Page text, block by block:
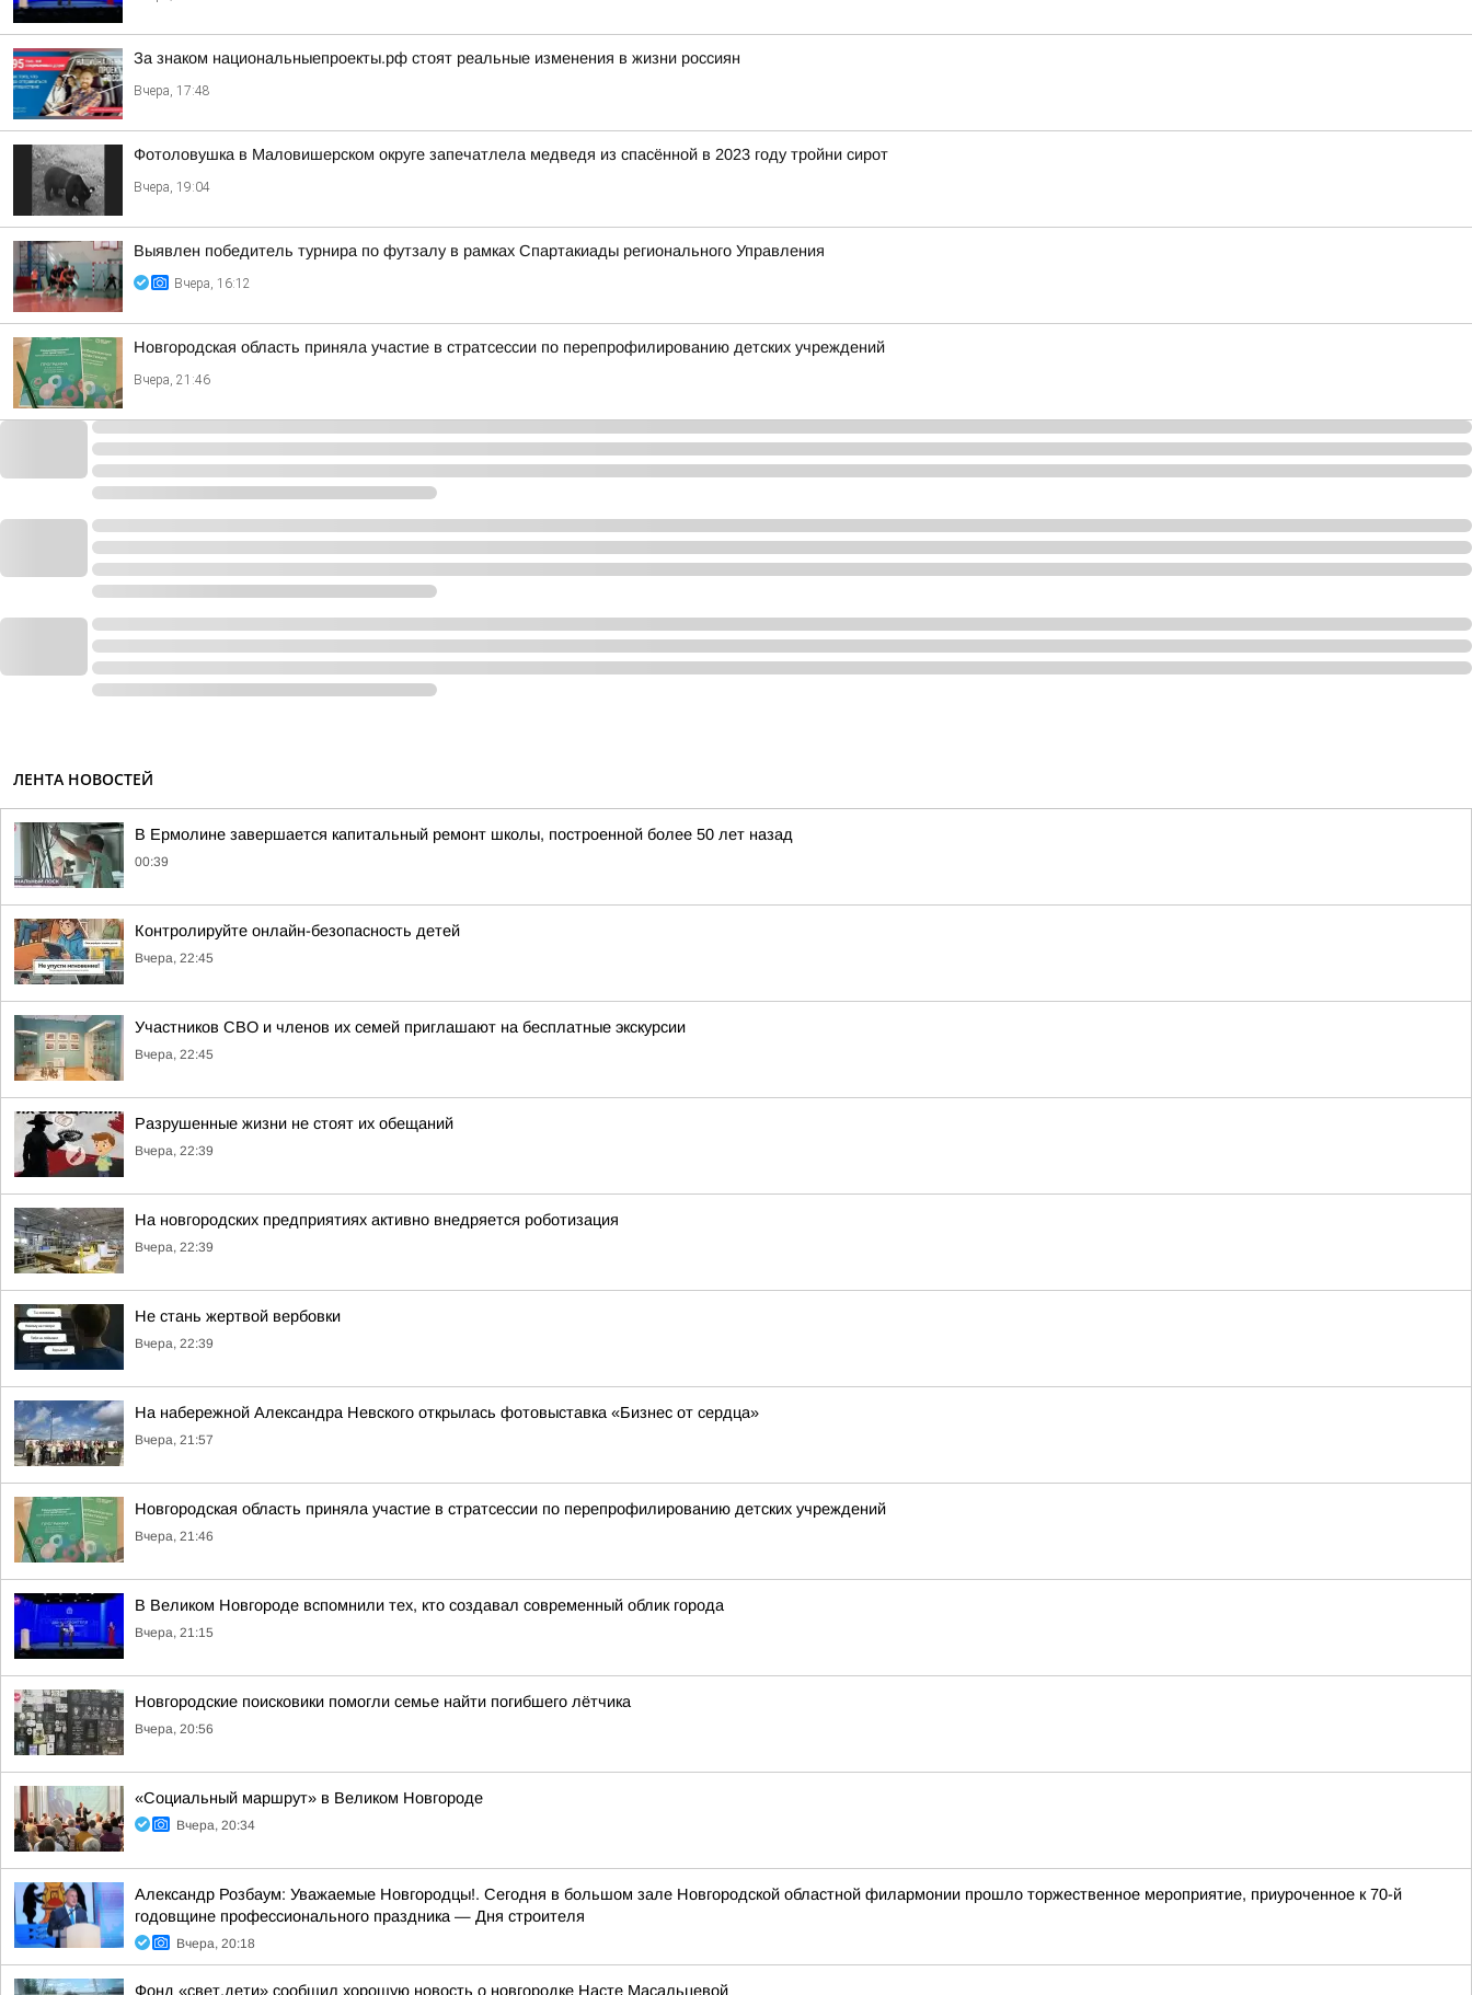
За знаком национальныепроекты.рф стоят реальные изменения в жизни россиян
Вчера, 17:48
Фотоловушка в Маловишерском округе запечатлела медведя из спасённой в 2023 году тройни сирот
Вчера, 19:04
Выявлен победитель турнира по футзалу в рамках Спартакиады регионального Управления
Вчера, 16:12
Новгородская область приняла участие в стратсессии по перепрофилированию детских учреждений
Вчера, 21:46
ЛЕНТА НОВОСТЕЙ
В Ермолине завершается капитальный ремонт школы, построенной более 50 лет назад
00:39
Контролируйте онлайн-безопасность детей
Вчера, 22:45
Участников СВО и членов их семей приглашают на бесплатные экскурсии
Вчера, 22:45
Разрушенные жизни не стоят их обещаний
Вчера, 22:39
На новгородских предприятиях активно внедряется роботизация
Вчера, 22:39
Не стань жертвой вербовки
Вчера, 22:39
На набережной Александра Невского открылась фотовыставка «Бизнес от сердца»
Вчера, 21:57
Новгородская область приняла участие в стратсессии по перепрофилированию детских учреждений
Вчера, 21:46
В Великом Новгороде вспомнили тех, кто создавал современный облик города
Вчера, 21:15
Новгородские поисковики помогли семье найти погибшего лётчика
Вчера, 20:56
«Социальный маршрут» в Великом Новгороде
Вчера, 20:34
Александр Розбаум: Уважаемые Новгородцы!. Сегодня в большом зале Новгородской областной филармонии прошло торжественное мероприятие, приуроченное к 70-й
годовщине профессионального праздника — Дня строителя
Вчера, 20:18
Фонд «свет.дети» сообщил хорошую новость о новгородке Насте Масальцевой